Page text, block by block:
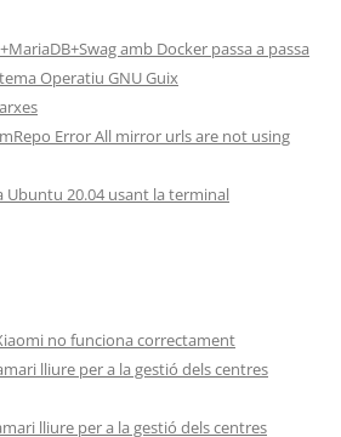
amb Docker passa a passa
Operatiu GNU Guix
Error All mirror urls are not using
Ubuntu 20.04 usant la terminal
no funciona correctament
lliure per a la gestió dels centres
lliure per a la gestió dels centres